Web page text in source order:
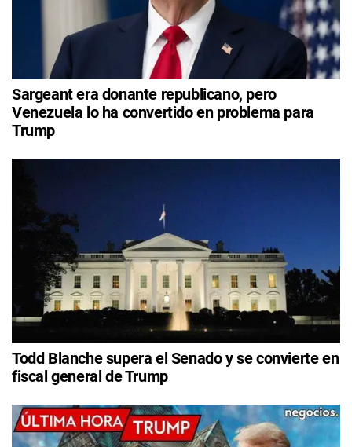
Sargeant era donante republicano, pero
Venezuela lo ha convertido en problema para
Trump
Todd Blanche supera el Senado y se convierte en
fiscal general de Trump